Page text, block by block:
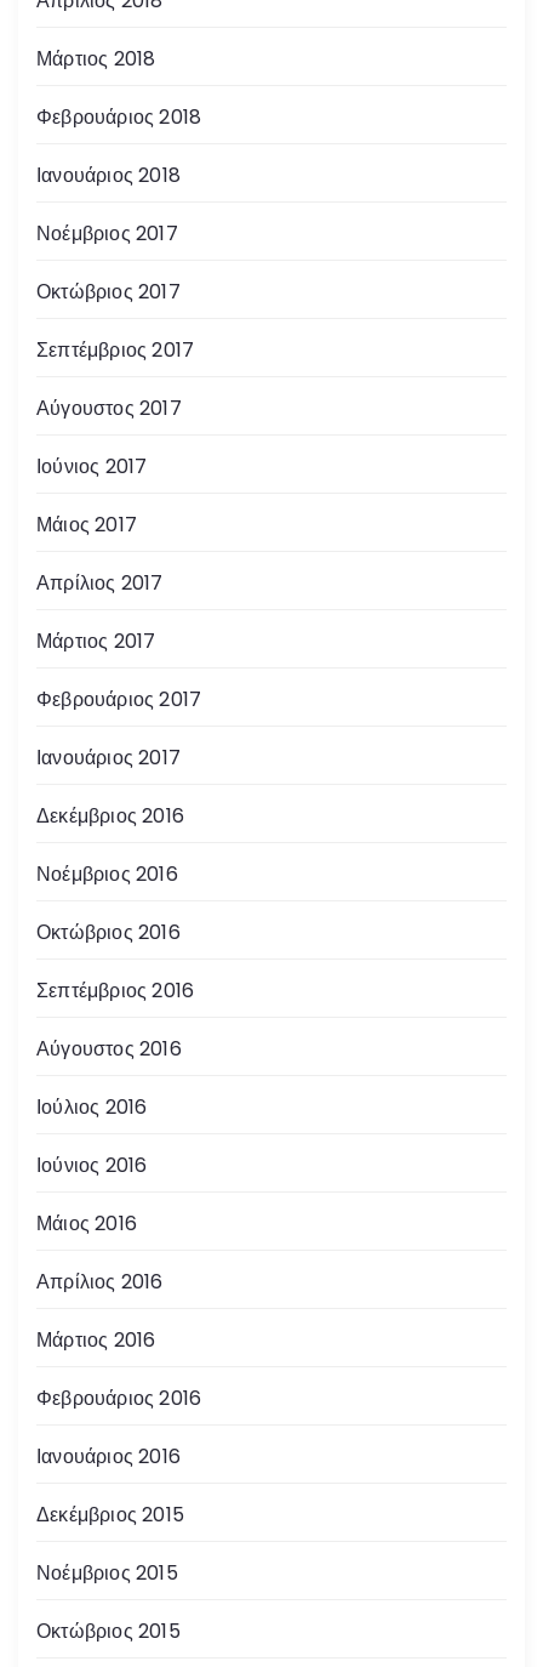
Μάρτιος 2018
Φεβρουάριος 2018
Ιανουάριος 2018
Νοέμβριος 2017
Οκτώβριος 2017
Σεπτέμβριος 2017
Αύγουστος 2017
Ιούνιος 2017
Μάιος 2017
Απρίλιος 2017
Μάρτιος 2017
Φεβρουάριος 2017
Ιανουάριος 2017
Δεκέμβριος 2016
Νοέμβριος 2016
Οκτώβριος 2016
Σεπτέμβριος 2016
Αύγουστος 2016
Ιούλιος 2016
Ιούνιος 2016
Μάιος 2016
Απρίλιος 2016
Μάρτιος 2016
Φεβρουάριος 2016
Ιανουάριος 2016
Δεκέμβριος 2015
Νοέμβριος 2015
Οκτώβριος 2015